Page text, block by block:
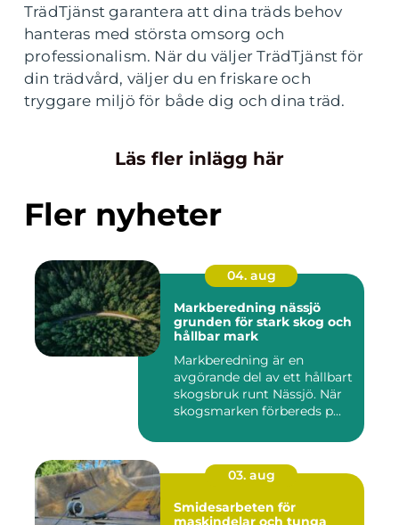
TrädTjänst garantera att dina träds behov
hanteras med största omsorg och
professionalism. När du väljer TrädTjänst för
din trädvård, väljer du en friskare och
tryggare miljö för både dig och dina träd.
Läs fler inlägg här
Fler nyheter
04. aug
Markberedning nässjö
grunden för stark skog och
hållbar mark
Markberedning är en
avgörande del av ett hållbart
skogsbruk runt Nässjö. När
skogsmarken förbereds p...
03. aug
Smidesarbeten för
maskindelar och tunga